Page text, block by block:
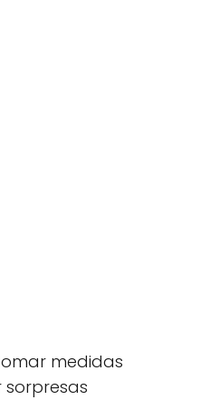
medidas